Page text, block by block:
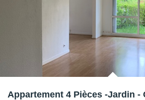
AFR IMMOBILIER
AFR IMMOBILIER Chatou -
AFR IMMOBILIER Chatou -
AFR IMMOBILIER
AFR IMMOBILIER